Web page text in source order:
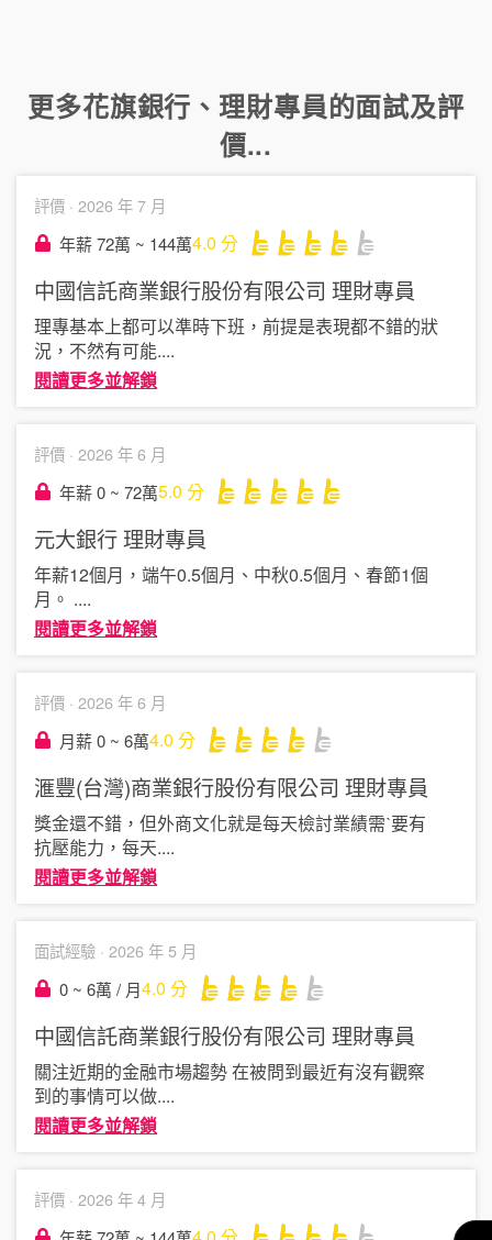
更多花旗銀行 、理財專員的面試及評
價...
評價 · 2026 年 7 月
年薪 72萬 ~ 144萬4.0 分
中國信託商業銀行股份有限公司 理財專員
理專基本上都可以準時下班，前提是表現都不錯的狀
況，不然有可能....
閱讀更多並解鎖
評價 · 2026 年 6 月
年薪 0 ~ 72萬5.0 分
元大銀行理財專員
年薪12個月，端午0.5個月、中秋0.5個月、春節1個
月。 ....
閱讀更多並解鎖
評價 · 2026 年 6 月
月薪 0 ~ 6萬4.0 分
滙豐(台灣)商業銀行股份有限公司 理財專員
獎金還不錯，但外商文化就是每天檢討業績需ˋ要有
抗壓能力，每天....
閱讀更多並解鎖
面試經驗 · 2026 年 5 月
0 ~ 6萬 / 月4.0 分
中國信託商業銀行股份有限公司 理財專員
關注近期的金融市場趨勢 在被問到最近有沒有觀察
到的事情可以做....
閱讀更多並解鎖
評價 · 2026 年 4 月